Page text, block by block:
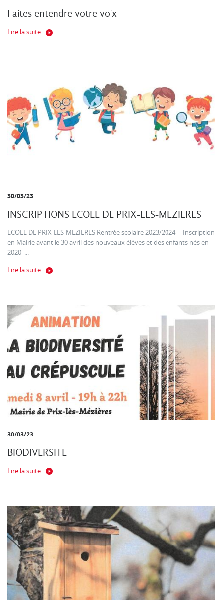
Faites entendre votre voix
Lire la suite
30/03/23
INSCRIPTIONS ECOLE DE PRIX-LES-MEZIERES
ECOLE DE PRIX-LES-MEZIERES Rentrée scolaire 2023/2024 Inscription
en Mairie avant le 30 avril des nouveaux élèves et des enfants nés en
2020 ...
Lire la suite
30/03/23
BIODIVERSITE
Lire la suite